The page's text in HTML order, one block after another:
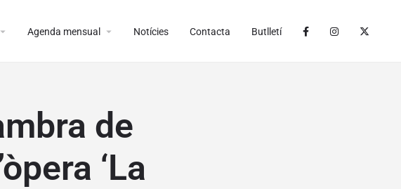
arrow_drop_down Agenda mensual arrow_drop_down Notícies Contacta Butlletí
de
‘La